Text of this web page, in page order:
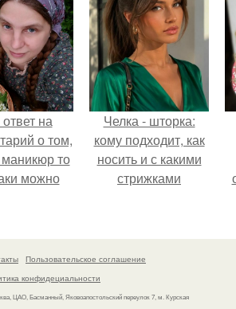
на
о том,
маникюр то
можно
Челка - шторка:
кому подходит, как
носить и с какими
стрижками
Пользовательское соглашение
конфидециальности
ЦАО, Басманный, Яковоапостольский переулок 7, м. Курская